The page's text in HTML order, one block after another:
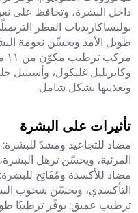
داخل البشرة، وتحافظ على
بوليساكاريديات الفطر
طويل الأمد ويحسِّن نعومة
وكابريليل غليكول، وأسيتيل
وتغذيتها بشكل شامل.
تأثيرات على البشرة
مضاد للتجاعيد ومشدّ للبشرة:
المرئية، ويحسّن ترهل
مضاد للأكسدة ومُفَاتِح للبشرة:
التأكسدي، ويحسّن شحوب
ترطيب عميق: يوفّر ترطيبًا